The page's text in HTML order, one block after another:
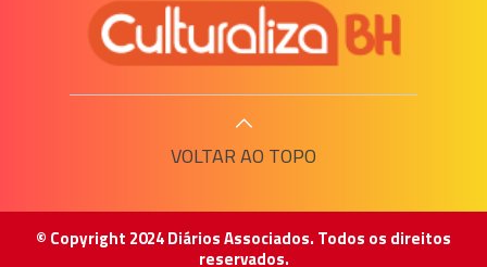
VOLTAR AO TOPO
© Copyright 2024 Diários Associados. Todos os direitos
reservados.